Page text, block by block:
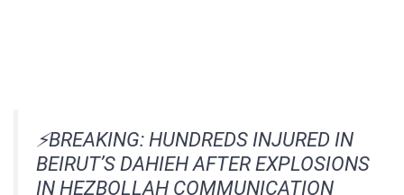
⚡️BREAKING: HUNDREDS INJURED IN
BEIRUT’S DAHIEH AFTER EXPLOSIONS
IN HEZBOLLAH COMMUNICATION